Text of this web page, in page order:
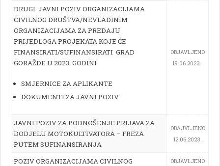
DRUGI JAVNI POZIVORGANIZACIJAMA
CIVILNOG DRUŠTVA/NEVLADINIM
ORGANIZACIJAMA ZA PREDAJU
PRIJEDLOGA PROJEKATA KOJE ĆE
FINANSIRATI/SUFINANSIRATI GRAD
GORAŽDE U 2023. GODINI
SMJERNICE ZA APLIKANTE
DOKUMENTI ZA JAVNI POZIV
OBJAVLJENO
19.06.2023.
JAVNI POZIV ZA PODNOŠENJE PRIJAVA ZA
DODJELU MOTOKULTIVATORA – FREZA
PUTEM SUFINANSIRANJA
OBAJVLJENO
12.06.2023.
POZIV ORGANIZACIJAMA CIVILNOG
OBJAVLJENO